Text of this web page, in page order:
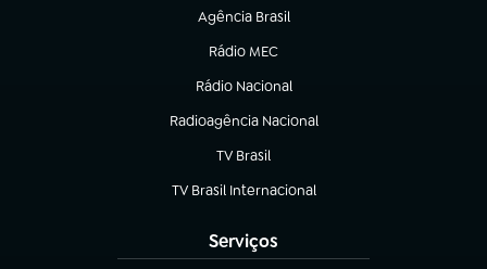
Agência Brasil
(abre em nova aba)
Rádio MEC
(abre em nova aba)
Rádio Nacional
Radioagência Nacional
(abre em nova aba)
TV Brasil
(abre em nova aba)
TV Brasil Internacional
(abre em nova aba)
Serviços